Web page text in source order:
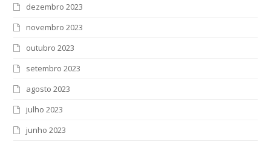
dezembro 2023
novembro 2023
outubro 2023
setembro 2023
agosto 2023
julho 2023
junho 2023